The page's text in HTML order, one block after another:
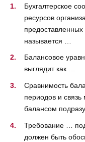
Бухгалтерское
ресурсов
предоставленных
называется …
Балансовое
выглядит как …
Сравнимость
периодов и
балансом
Требование …
должен быть